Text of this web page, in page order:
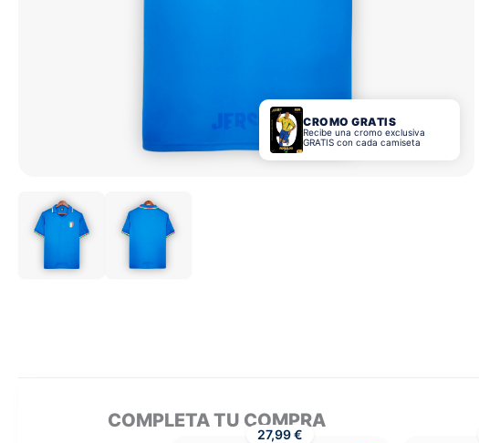
CROMO GRATIS
Recibe una cromo exclusiva
GRATIS con cada camiseta
COMPLETA TU COMPRA
27,99 €